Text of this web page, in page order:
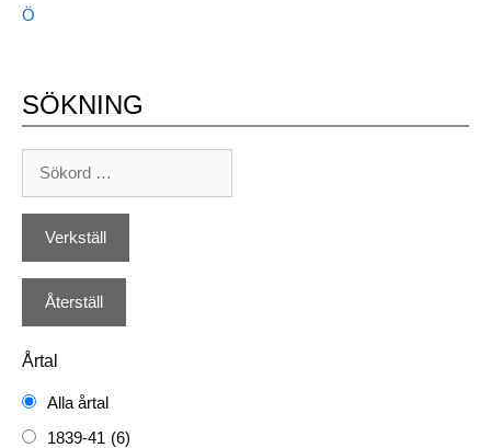
Ö
SÖKNING
Årtal
Alla årtal
1839-41 (6)